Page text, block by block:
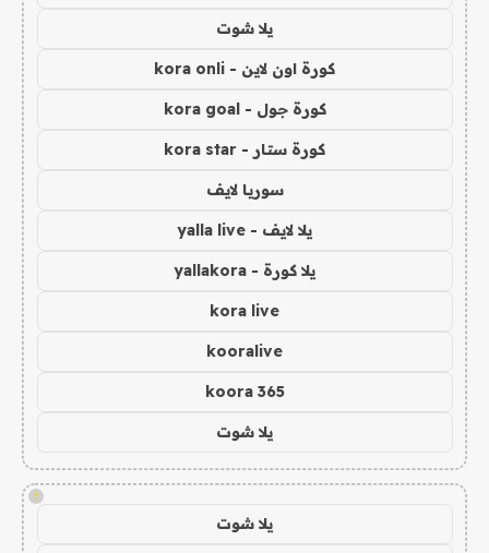
يلا شوت
كورة اون لاين - kora onli
كورة جول - kora goal
كورة ستار - kora star
سوريا لايف
يلا لايف - yalla live
يلا كورة - yallakora
kora live
kooralive
koora 365
يلا شوت
!
يلا شوت